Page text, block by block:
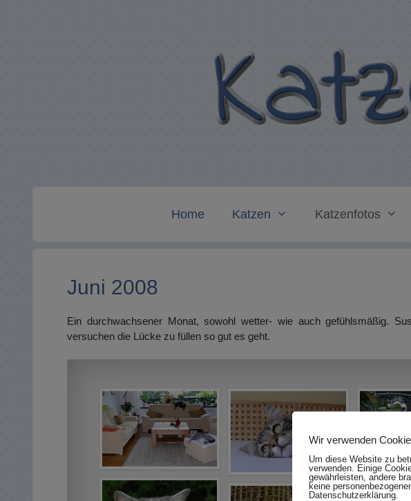
Home Katzen Katzenfotos
Juni 2008
Ein durchwachsener Monat, sowohl wetter- wie auch gefühlsmäßig.
versuchen die Lücke zu füllen so gut es geht.
Wir verwenden
Um diese Website zu
verwenden. Einige
gewährleisten, andere
keine
Datenschutzerklärung.